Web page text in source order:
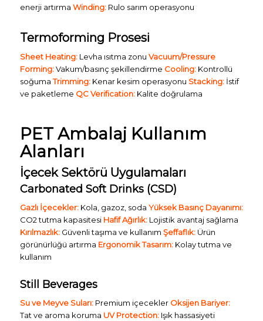
enerji artırma Winding:Rulo sarım operasyonu
Termoforming Prosesi
Sheet Heating:Levha ısıtma zonu Vacuum/Pressure
Forming:Vakum/basınç şekillendirme Cooling:Kontrollü
soğumaTrimming:Kenar kesim operasyonu Stacking:İstif
ve paketleme QC Verification:Kalite doğrulama
PET Ambalaj Kullanım
Alanları
İçecek Sektörü Uygulamaları
Carbonated Soft Drinks (CSD)
Gazlı İçecekler:Kola, gazoz, soda Yüksek Basınç Dayanımı:
CO2 tutma kapasitesi Hafif Ağırlık:Lojistik avantaj sağlama
Kırılmazlık:Güvenli taşıma ve kullanım Şeffaflık:Ürün
görünürlüğü artırma Ergonomik Tasarım:Kolay tutma ve
kullanım
Still Beverages
Su ve Meyve Suları:Premium içecekler Oksijen Bariyer:
Tat ve aroma koruma UV Protection:Işık hassasiyeti